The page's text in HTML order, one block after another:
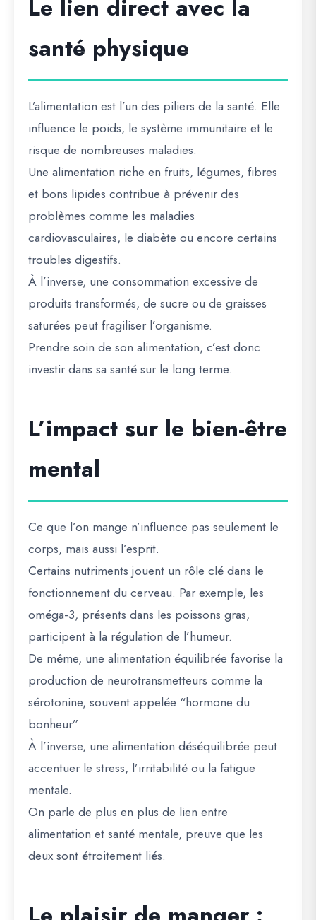
Le lien direct avec la
santé physique
L’alimentation est l’un des piliers de la santé. Elle
influence le poids, le système immunitaire et le
risque de nombreuses maladies.
Une alimentation riche en fruits, légumes, fibres
et bons lipides contribue à prévenir des
problèmes comme les maladies
cardiovasculaires, le diabète ou encore certains
troubles digestifs.
À l’inverse, une consommation excessive de
produits transformés, de sucre ou de graisses
saturées peut fragiliser l’organisme.
Prendre soin de son alimentation, c’est donc
investir dans sa santé sur le long terme.
L’impact sur le bien-être
mental
Ce que l’on mange n’influence pas seulement le
corps, mais aussi l’esprit.
Certains nutriments jouent un rôle clé dans le
fonctionnement du cerveau. Par exemple, les
oméga-3, présents dans les poissons gras,
participent à la régulation de l’humeur.
De même, une alimentation équilibrée favorise la
production de neurotransmetteurs comme la
sérotonine, souvent appelée “hormone du
bonheur”.
À l’inverse, une alimentation déséquilibrée peut
accentuer le stress, l’irritabilité ou la fatigue
mentale.
On parle de plus en plus de lien entre
alimentation et santé mentale, preuve que les
deux sont étroitement liés.